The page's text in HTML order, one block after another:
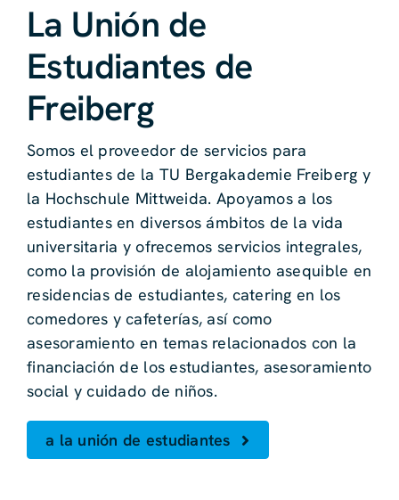
La Unión de
Estudiantes de
Freiberg
Somos el proveedor de servicios para
estudiantes de la TU Bergakademie Freiberg y
la Hochschule Mittweida. Apoyamos a los
estudiantes en diversos ámbitos de la vida
universitaria y ofrecemos servicios integrales,
como la provisión de alojamiento asequible en
residencias de estudiantes, catering en los
comedores y cafeterías, así como
asesoramiento en temas relacionados con la
financiación de los estudiantes, asesoramiento
social y cuidado de niños.
a la unión de estudiantes